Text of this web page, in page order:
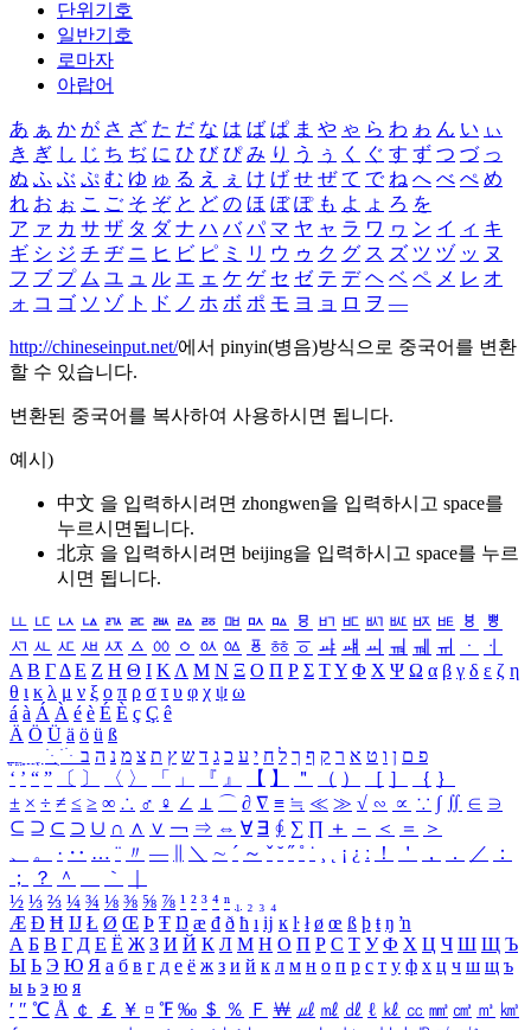
단위기호
일반기호
로마자
아랍어
あ ぁ か が さ ざ た だ な は ば ぱ ま や ゃ ら わ ゎ ん い ぃ
き ぎ し じ ち ぢ に ひ び ぴ み り う ぅ く ぐ す ず つ づ っ
ぬ ふ ぶ ぷ む ゆ ゅ る え ぇ け げ せ ぜ て で ね へ べ ぺ め
れ お ぉ こ ご そ ぞ と ど の ほ ぼ ぽ も よ ょ ろ を
ア ァ カ サ ザ タ ダ ナ ハ バ パ マ ヤ ャ ラ ワ ヮ ン イ ィ キ
ギ シ ジ チ ヂ ニ ヒ ビ ピ ミ リ ウ ゥ ク グ ス ズ ツ ヅ ッ ヌ
フ ブ プ ム ユ ュ ル エ ェ ケ ゲ セ ゼ テ デ ヘ ベ ペ メ レ オ
ォ コ ゴ ソ ゾ ト ド ノ ホ ボ ポ モ ヨ ョ ロ ヲ ―
http://chineseinput.net/에서 pinyin(병음)방식으로 중국어를 변환
할 수 있습니다.
변환된 중국어를 복사하여 사용하시면 됩니다.
예시)
中文 을 입력하시려면 zhongwen을 입력하시고 space를
누르시면됩니다.
北京 을 입력하시려면 beijing을 입력하시고 space를 누르
시면 됩니다.
ㅥ ㅦ ㅧ ㅨ ㅩ ㅪ ㅫ ㅬ ㅭ ㅮ ㅯ ㅰ ㅱ ㅲ ㅳ ㅴ ㅵ ㅶ ㅷ ㅸ
ㅹ
ㅺ ㅻ ㅼ ㅽ ㅾ ㅿ ㆀ ㆁ ㆂ ㆃ ㆄ ㆅ ㆆ ㆇ ㆈ ㆉ ㆊ ㆋ ㆌ ㆍ
ㆎ
Α Β ΓΔ Ε Ζ Η Θ Ι ΚΛ Μ Ν Ξ Ο Π Ρ Σ ΤΥ Φ Χ Ψ Ω α β γ δ ε ζ η
θ ι κ λ μ ν ξ ο π ρ σ τ υ φ χ ψ ω
á à Á À é è É È ç Ç ê
Ä Ö Ü ä ö ü ß
ִֶֹ ֻּ ׁׂ פ ם ן ו ט א ר ק ף ך ל ח י ע כ ג ד ש ץ ת צ מ נ ה ב
‘ ’ “ ” 〔 〕 〈 〉 「 」 『 』 【 】 ＂ （ ） ［ ］ ｛ ｝
± × ÷ ≠ ≤ ≥ ∞ ∴ ♂ ♀ ∠ ⊥ ⌒ ∂ ∇ ≡ ≒ ≪ ≫ √ ∽ ∝ ∵ ∫ ∬ ∈ ∋
⊆ ⊇ ⊂ ⊃ ∪ ∩ ∧ ∨ ￢ ⇒ ⇔ ∀ ∃ ∮ ∑ ∏ ＋ － ＜ ＝
＞
、
。 · ‥ … ¨ 〃 ― ＼ ∼ ´ ～ ˇ ˘ ˝ ˚ ˙ ¸ ¡ ¿ ː ！ ＇ ， ． ／
：
；
？ ＾ ｀
½ ⅓ ⅔ ¼ ¾ ⅛ ⅜ ⅝ ⅞ ¹ ² ³ ⁴ ⁿ ₁ ₂ ₃ ₄
Æ Ð Ħ Ĳ Ł Ø Œ Þ Ŧ Ŋ æ đ ð ħ ı ĳ ĸ ŀ ł ø œ ß þ ŧ ŋ ŉ
А Б В Г Д Е Ё Ж З И Й К Л М Н О П Р С Т У Ф Х Ц Ч Ш Щ Ъ
Ы Ь Э Ю Я а б в г д е ё ж з и й к л м н о п р с т у ф х ц ч ш щ ъ
ы ь э ю я
′ ″ ℃ Å ￠ ￡ ￥ ¤ ℉ ‰ ＄ ％ Ｆ ￦ ㎕ ㎖ ㎗ ℓ ㎘ ㏄ ㎣ ㎤ ㎥ ㎦